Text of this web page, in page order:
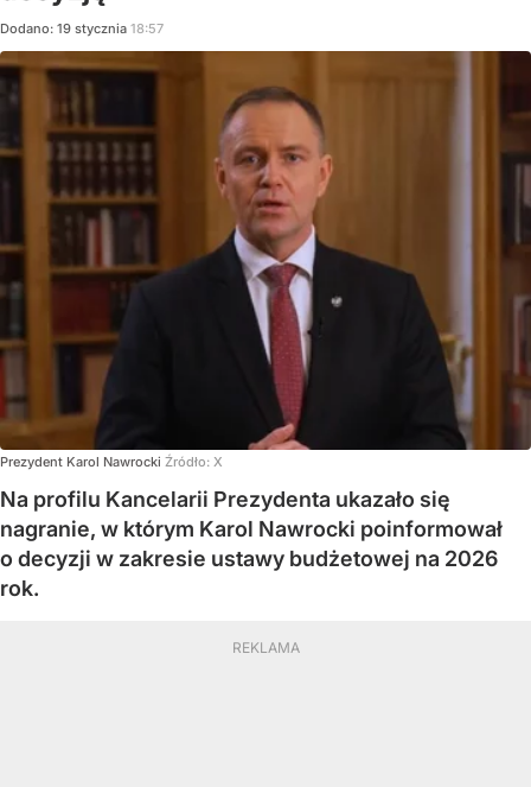
Dodano: 19 stycznia 18:57
Prezydent Karol Nawrocki Źródło: X
Na profilu Kancelarii Prezydenta ukazało się
nagranie, w którym Karol Nawrocki poinformował
o decyzji w zakresie ustawy budżetowej na 2026
rok.